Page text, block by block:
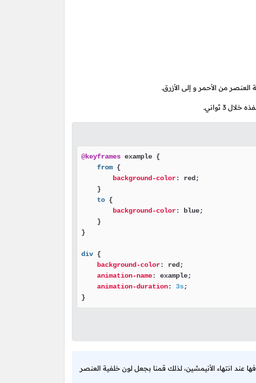
العنصر من الأحمر و إلى الأزرق.
3 ثواني.
@keyframes example {
from {
background-color: red;
    }
to {
background-color: blue;
    }
}
div {
background-color: red;
animation-name: example;
animation-duration: 3s;
}
عند انتهاء الأنيمشين، لذلك قمنا بجعل لون خلفية العنصر